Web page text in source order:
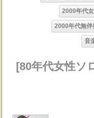
2000年代
2000年代無伴
音
[80年代女性ソ